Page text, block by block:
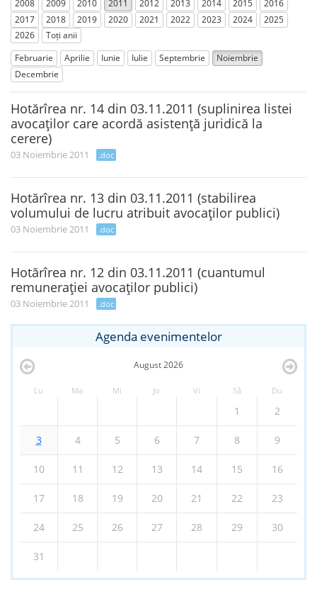
2008 2009 2010 2011 2012 2013 2014 2015
2016
2017
2018 2019 2020 2021 2022 2023 2024
2025
2026
Toți anii
Februarie
Aprilie Iunie Iulie Septembrie
Noiembrie
Decembrie
Hotărîrea nr. 14 din 03.11.2011 (suplinirea listei
avocaţilor care acordă asistenţă juridică la
cerere)
03 Noiembrie 2011 .doc
Hotărîrea nr. 13 din 03.11.2011 (stabilirea
volumului de lucru atribuit avocaţilor publici)
03 Noiembrie 2011 .doc
Hotărîrea nr. 12 din 03.11.2011 (cuantumul
remuneraţiei avocaţilor publici)
03 Noiembrie 2011 .doc
Agenda evenimentelor
August2026
Lu Ma Mi Jo Vi Sâ Du
1 2
3 4 5 6 7 8 9
10 11 12 13 14 15 16
17 18 19 20 21 22 23
24 25 26 27 28 29 30
31